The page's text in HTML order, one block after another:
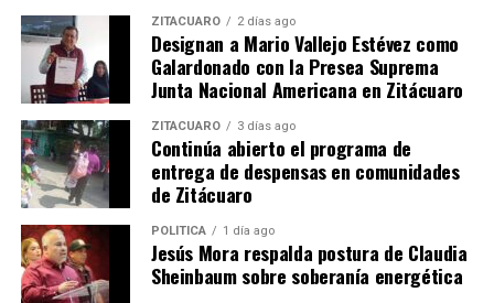
Relacionado
DIF Michoacán recauda 12
toneladas de ayuda
humanitaria para familias
afectadas por sismos en
Venezuela
DIF Michoacán recibirá ayuda
humanitaria para afectados
en Venezuela durante dos
días más
ZITÁCUARO 2 días ago
Designan a Mario Vallejo Estévez como
Galardonado con la Presea Suprema
Junta Nacional Americana en Zitácuaro
ZITÁCUARO 3 días ago
Continúa abierto el programa de
entrega de despensas en comunidades
de Zitácuaro
POLÍTICA 1 día ago
Jesús Mora respalda postura de Claudia
Sheinbaum sobre soberanía energética